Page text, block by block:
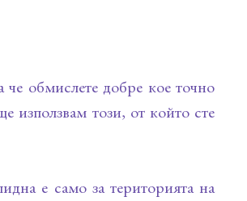
че обмислете добре кое точно
използвам този, от който сте
е само за територията на